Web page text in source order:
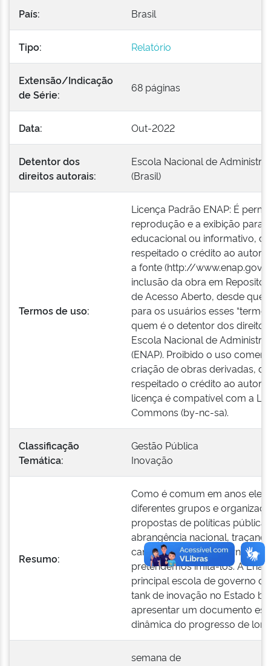
País: Brasil
Tipo: Relatório
Extensão/Indicação
de Série:
68 páginas
Data: Out-2022
Detentor dos
direitos autorais:
Escola Nacional de
(Brasil)
Termos de uso:
Licença Padrão ENAP: É
reprodução e a exibição para
educacional ou informativo,
respeitado o crédito ao autor
a fonte (http://
inclusão da obra em
de Acesso Aberto, desde que
para os usuários esses
quem é o detentor dos
Escola Nacional de
(ENAP). Proibido o uso
criação de obras derivadas,
respeitado o crédito ao autor
licença é compatível com a
Commons (by-nc-sa).
Classificação
Temática:
Gestão Pública
Inovação
Resumo:
Como é comum em anos
diferentes grupos e
propostas de políticas
abrangência nacional,
caminhos para o governo
pretendemos imitá-los. A
principal escola de governo
tank de inovação no Estado
apresentar um documento
dinâmica do progresso de
semana de